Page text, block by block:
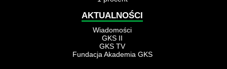
AKTUALNOŚCI
Wiadomości
GKS II
GKS TV
Fundacja Akademia GKS